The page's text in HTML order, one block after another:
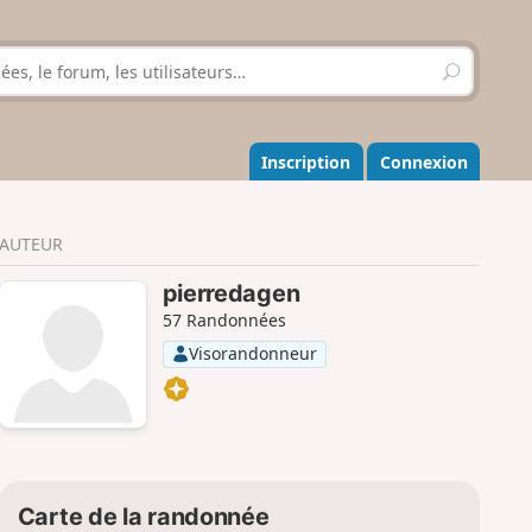
R
e
h
e
r
r
Inscription Connexion
AUTEUR
pierredagen
57 Randonnées
Visorandonneur
Carte de la randonnée